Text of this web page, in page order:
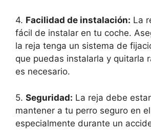
4. Facilidad de instalación: La
fácil de instalar en tu coche.
la reja tenga un sistema de
que puedas instalarla y quitarla
es necesario.
5. Seguridad: La reja debe
mantener a tu perro seguro en
especialmente durante un